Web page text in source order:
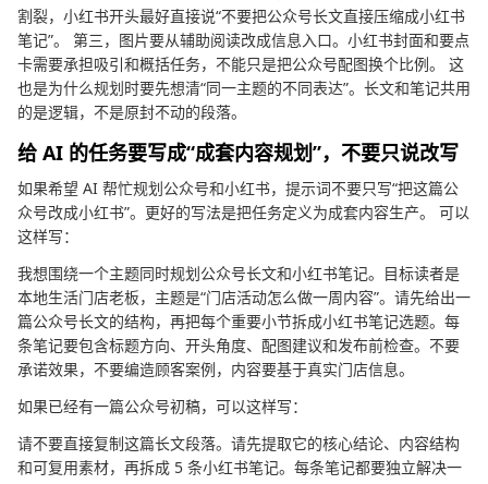
割裂，小红书开头最好直接说“不要把公众号长文直接压缩成小红书
笔记”。 第三，图片要从辅助阅读改成信息入口。小红书封面和要点
卡需要承担吸引和概括任务，不能只是把公众号配图换个比例。 这
也是为什么规划时要先想清“同一主题的不同表达”。长文和笔记共用
的是逻辑，不是原封不动的段落。
给 AI 的任务要写成“成套内容规划”，不要只说改写
如果希望 AI 帮忙规划公众号和小红书，提示词不要只写“把这篇公
众号改成小红书”。更好的写法是把任务定义为成套内容生产。 可以
这样写：
我想围绕一个主题同时规划公众号长文和小红书笔记。目标读者是
本地生活门店老板，主题是“门店活动怎么做一周内容”。请先给出一
篇公众号长文的结构，再把每个重要小节拆成小红书笔记选题。每
条笔记要包含标题方向、开头角度、配图建议和发布前检查。不要
承诺效果，不要编造顾客案例，内容要基于真实门店信息。
如果已经有一篇公众号初稿，可以这样写：
请不要直接复制这篇长文段落。请先提取它的核心结论、内容结构
和可复用素材，再拆成 5 条小红书笔记。每条笔记都要独立解决一